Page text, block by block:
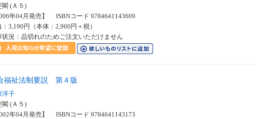
閣 (Ａ５)
年04月発売】 ISBNコード 9784641143609
：3,190円（本体：2,900円＋税）
状況：品切れのためご注文いただけません
福祉法制要説 第４版
洋子
閣 (Ａ５)
年04月発売】 ISBNコード 9784641143173